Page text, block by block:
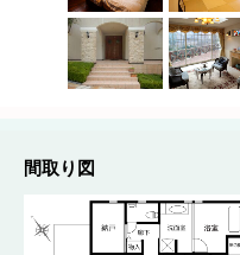
間取り図